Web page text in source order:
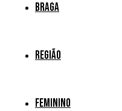
Braga
Região
Feminino